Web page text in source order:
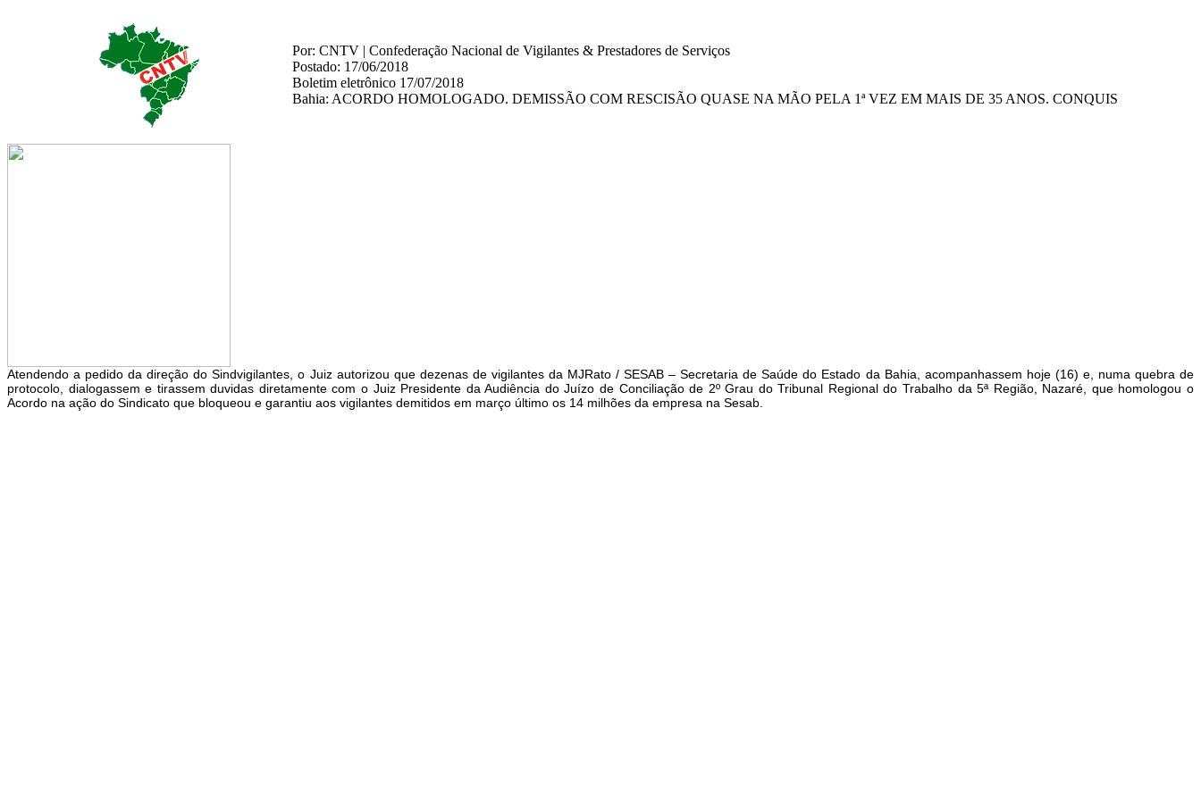
Por: CNTV | Confederação Nacional de Vigilantes & Prestadores de Serviços
Postado: 17/06/2018
Boletim eletrônico 17/07/2018
Bahia: ACORDO HOMOLOGADO. DEMISSÃO COM RESCISÃO QUASE NA MÃO PELA 1ª VEZ EM MAIS DE 35 ANOS. CONQUIS
Atendendo a pedido da direção do Sindvigilantes, o Juiz autorizou que dezenas de vigilantes da MJRato / SESAB – Secretaria de Saúde do Estado da Bahia, acompanhassem hoje (16) e, numa quebra de
protocolo, dialogassem e tirassem duvidas diretamente com o Juiz Presidente da Audiência do Juízo de Conciliação de 2º Grau do Tribunal Regional do Trabalho da 5ª Região, Nazaré, que homologou o
Acordo na ação do Sindicato que bloqueou e garantiu aos vigilantes demitidos em março último os 14 milhões da empresa na Sesab.